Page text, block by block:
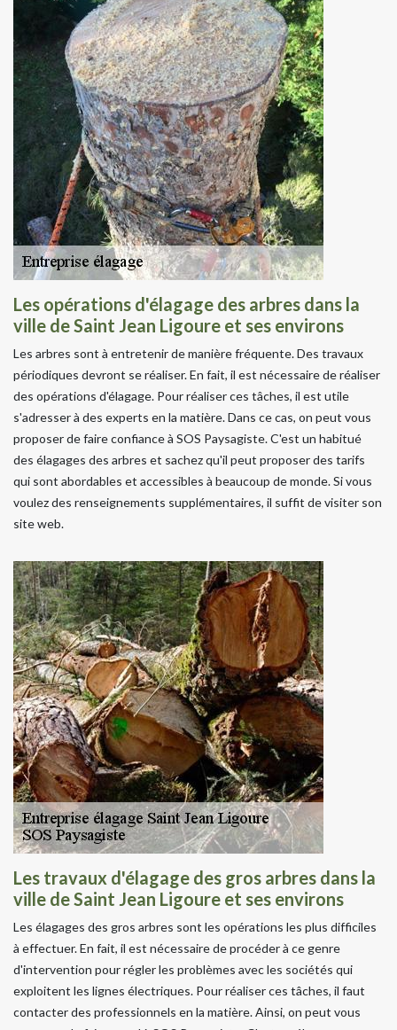
Les opérations d'élagage des arbres dans la
ville de Saint Jean Ligoure et ses environs
Les arbres sont à entretenir de manière fréquente. Des travaux
périodiques devront se réaliser. En fait, il est nécessaire de réaliser
des opérations d'élagage. Pour réaliser ces tâches, il est utile
s'adresser à des experts en la matière. Dans ce cas, on peut vous
proposer de faire confiance à SOS Paysagiste. C'est un habitué
des élagages des arbres et sachez qu'il peut proposer des tarifs
qui sont abordables et accessibles à beaucoup de monde. Si vous
voulez des renseignements supplémentaires, il suffit de visiter son
site web.
Les travaux d'élagage des gros arbres dans la
ville de Saint Jean Ligoure et ses environs
Les élagages des gros arbres sont les opérations les plus difficiles
à effectuer. En fait, il est nécessaire de procéder à ce genre
d'intervention pour régler les problèmes avec les sociétés qui
exploitent les lignes électriques. Pour réaliser ces tâches, il faut
contacter des professionnels en la matière. Ainsi, on peut vous